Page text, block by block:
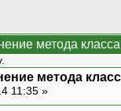
метода
метода
11:35 »